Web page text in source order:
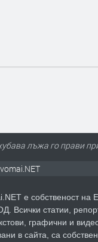
лъжа го прави
е собственост
Всички статии,
графични и
в сайта, са